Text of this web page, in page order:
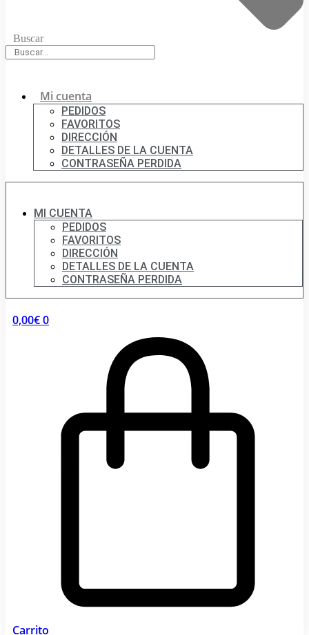
Buscar
Mi cuenta
PEDIDOS
FAVORITOS
DIRECCIÓN
DETALLES DE LA CUENTA
CONTRASEÑA PERDIDA
MI CUENTA
PEDIDOS
FAVORITOS
DIRECCIÓN
DETALLES DE LA CUENTA
CONTRASEÑA PERDIDA
0,00€0
Carrito